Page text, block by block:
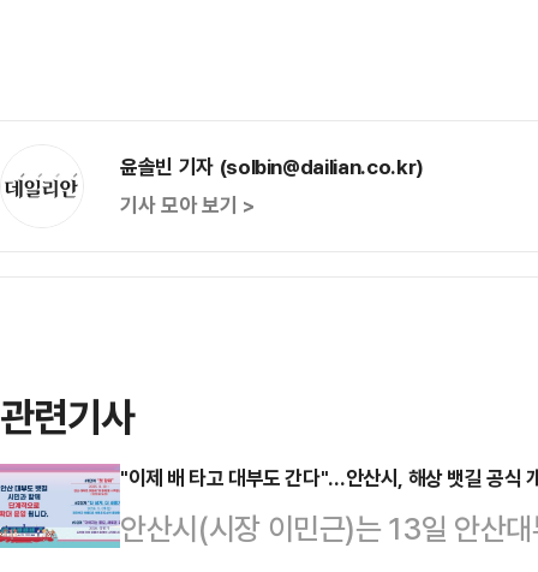
윤솔빈 기자 (solbin@dailian.co.kr)
기사 모아 보기 >
관련기사
"이제 배 타고 대부도 간다"…안산시, 해상 뱃길 공식
안산시(시장 이민근)는 13일 안산